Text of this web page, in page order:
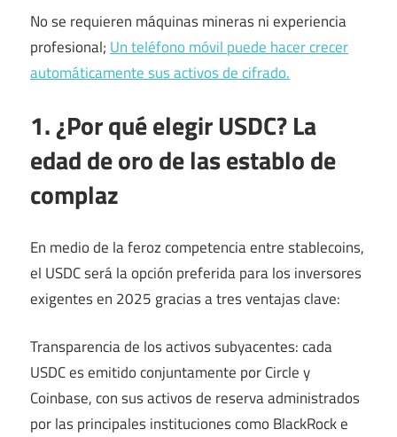
No se requieren máquinas mineras ni experiencia
profesional; Un teléfono móvil puede hacer crecer
automáticamente sus activos de cifrado.
1. ¿Por qué elegir USDC? La
edad de oro de las establo de
complaz
En medio de la feroz competencia entre stablecoins,
el USDC será la opción preferida para los inversores
exigentes en 2025 gracias a tres ventajas clave:
Transparencia de los activos subyacentes: cada
USDC es emitido conjuntamente por Circle y
Coinbase, con sus activos de reserva administrados
por las principales instituciones como BlackRock e